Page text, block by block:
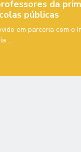
da
públicas
em parceria com o
...